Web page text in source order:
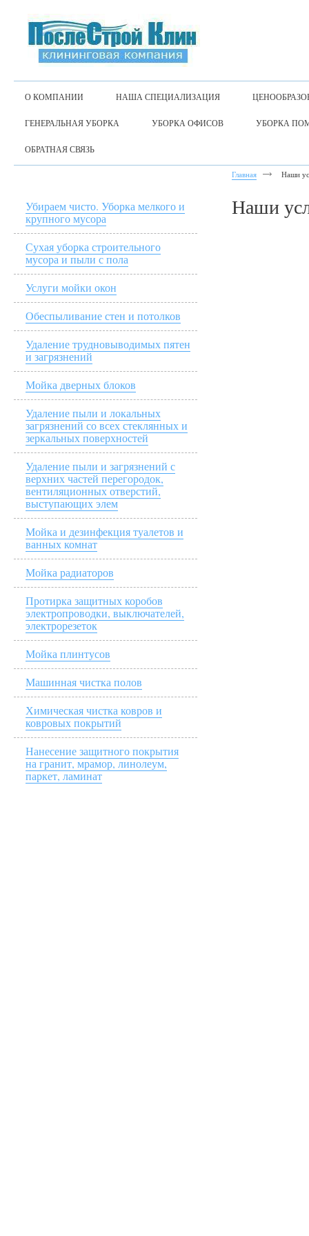
О КОМПАНИИ НАША СПЕЦИАЛИЗАЦИЯ
ГЕНЕРАЛЬНАЯ УБОРКА УБОРКА ОФИСОВ УБОРКА
ОБРАТНАЯ СВЯЗЬ
Убираем чисто. Уборка мелкого и
крупного мусора
Сухая уборка строительного
мусора и пыли с пола
Услуги мойки окон
Обеспыливание стен и потолков
Удаление трудновыводимых пятен
и загрязнений
Мойка дверных блоков
Удаление пыли и локальных
загрязнений со всех стеклянных и
зеркальных поверхностей
Удаление пыли и загрязнений с
верхних частей перегородок,
вентиляционных отверстий,
выступающих элем
Мойка и дезинфекция туалетов и
ванных комнат
Мойка радиаторов
Протирка защитных коробов
электропроводки, выключателей,
электрорезеток
Мойка плинтусов
Машинная чистка полов
Химическая чистка ковров и
ковровых покрытий
Нанесение защитного покрытия
на гранит, мрамор, линолеум,
паркет, ламинат
Главная Наши
Наши